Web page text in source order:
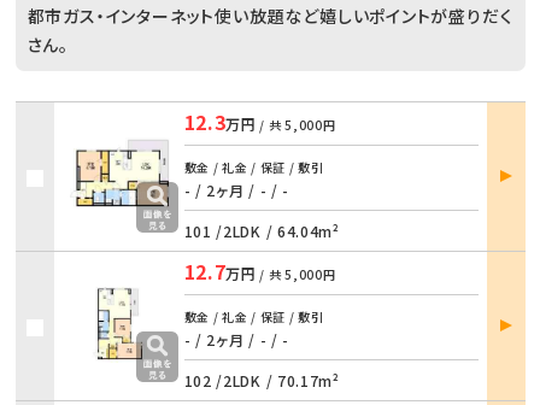
都市ガス・インターネット使い放題など嬉しいポイントが盛りだく
さん。
12.3万円 / 共5,000円
敷金 / 礼金 / 保証 / 敷引
- / 2ヶ月 / - / -
101 /2LDK / 64.04m²
部屋
詳細
12.7万円 / 共5,000円
敷金 / 礼金 / 保証 / 敷引
- / 2ヶ月 / - / -
102 /2LDK / 70.17m²
部屋
詳細